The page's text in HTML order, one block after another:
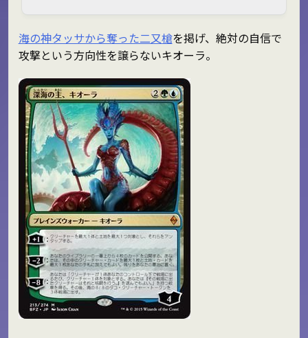
海の神タッサから奪った二又槍を掲げ、絶対の自信で
攻撃という方向性を譲らないキオーラ。